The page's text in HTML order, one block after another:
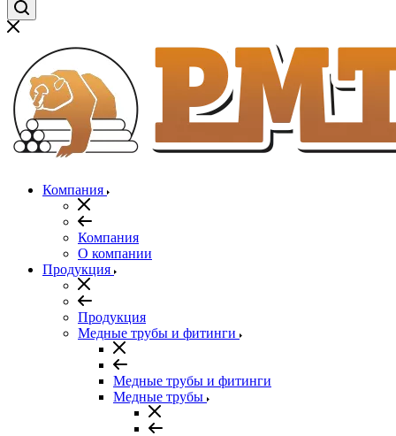
Компания
Компания
О компании
Продукция
Продукция
Медные трубы и фитинги
Медные трубы и фитинги
Медные трубы